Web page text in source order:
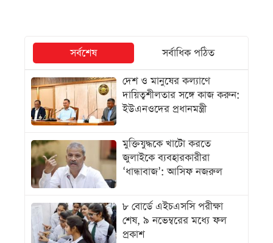
সর্বশেষ
সর্বাধিক পঠিত
দেশ ও মানুষের কল্যাণে
দায়িত্বশীলতার সঙ্গে কাজ করুন:
ইউএনওদের প্রধানমন্ত্রী
মুক্তিযুদ্ধকে খাটো করতে
জুলাইকে ব্যবহারকারীরা
‘ধান্ধাবাজ’: আসিফ নজরুল
৮ বোর্ডে এইচএসসি পরীক্ষা
শেষ, ৯ নভেম্বরের মধ্যে ফল
প্রকাশ